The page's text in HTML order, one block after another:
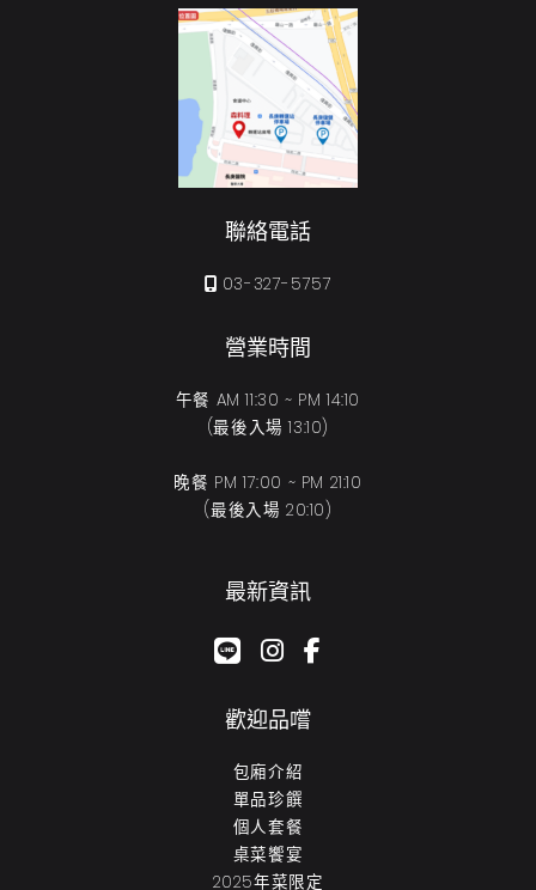
聯絡電話
03-327-5757
營業時間
午餐 AM 11:30 ~ PM 14:10
(最後入場 13:10)
晚餐 PM 17:00 ~ PM 21:10
(最後入場 20:10)
最新資訊
google-plus-g
instagram
歡迎品嚐
包廂介紹
單品珍饌
個人套餐
桌菜饗宴
2025年菜限定